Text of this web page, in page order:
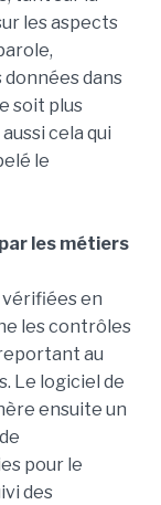
les aspects
dans
soit plus
cela qui
le
les métiers
vérifiées en
les contrôles
au
Le logiciel de
ensuite un
pour le
des